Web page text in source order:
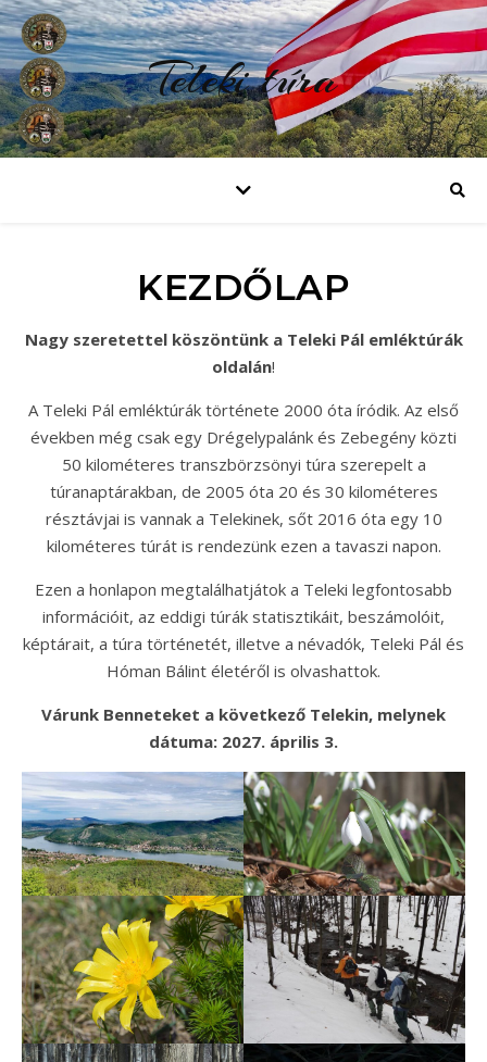
Teleki túra
KEZDŐLAP
Nagy szeretettel köszöntünk a Teleki Pál emléktúrák
oldalán!
A Teleki Pál emléktúrák története 2000 óta íródik. Az első
években még csak egy Drégelypalánk és Zebegény közti
50 kilométeres transzbörzsönyi túra szerepelt a
túranaptárakban, de 2005 óta 20 és 30 kilométeres
résztávjai is vannak a Telekinek, sőt 2016 óta egy 10
kilométeres túrát is rendezünk ezen a tavaszi napon.
Ezen a honlapon megtalálhatjátok a Teleki legfontosabb
információit, az eddigi túrák statisztikáit, beszámolóit,
képtárait, a túra történetét, illetve a névadók, Teleki Pál és
Hóman Bálint életéről is olvashattok.
Várunk Benneteket a következő Telekin, melynek
dátuma: 2027. április 3.